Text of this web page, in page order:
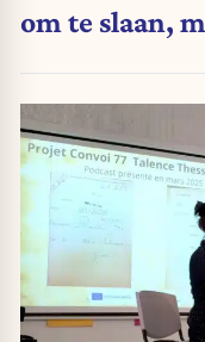
om te slaan,